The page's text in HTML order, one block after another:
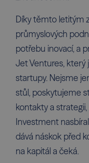
Díky těmto letitým
průmyslových
potřebu inovací, a
Jet Ventures, který
startupy. Nejsme
stůl, poskytujeme
kontakty a
Investment
dává náskok před
na kapitál a čeká.